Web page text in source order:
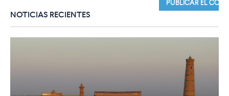
NOTICIAS RECIENTES